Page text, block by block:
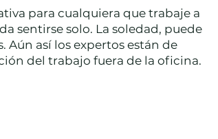
para cualquiera que trabaje a
sentirse solo. La soledad, puede
así los expertos están de
del trabajo fuera de la oficina.